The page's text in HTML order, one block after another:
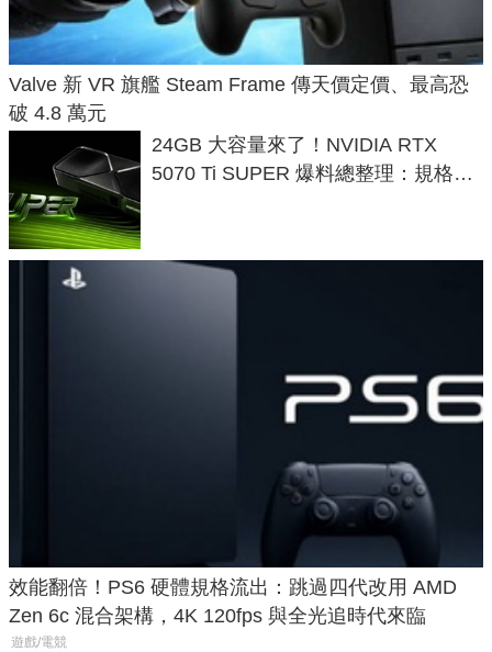
Valve 新 VR 旗艦 Steam Frame 傳天價定價、最高恐
破 4.8 萬元
24GB 大容量來了！NVIDIA RTX
5070 Ti SUPER 爆料總整理：規格、
效能翻倍！PS6 硬體規格流出：跳過四代改用 AMD
Zen 6c 混合架構，4K 120fps 與全光追時代來臨
遊戲/電競